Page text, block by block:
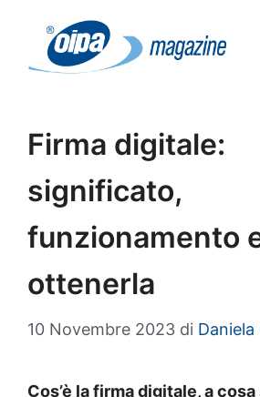
contenuto
Firma digitale:
significato,
funzionamento
ottenerla
10 Novembre 2023 di Daniela
Cos’è la firma digitale, a